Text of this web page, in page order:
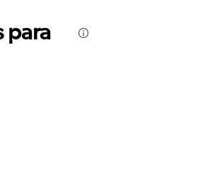
para